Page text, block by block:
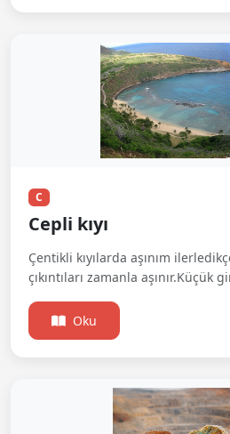
C
Cepli kıyı
Çentikli kıyılarda aşınım
çıkıntıları zamanla aşınır.Küçük
Oku